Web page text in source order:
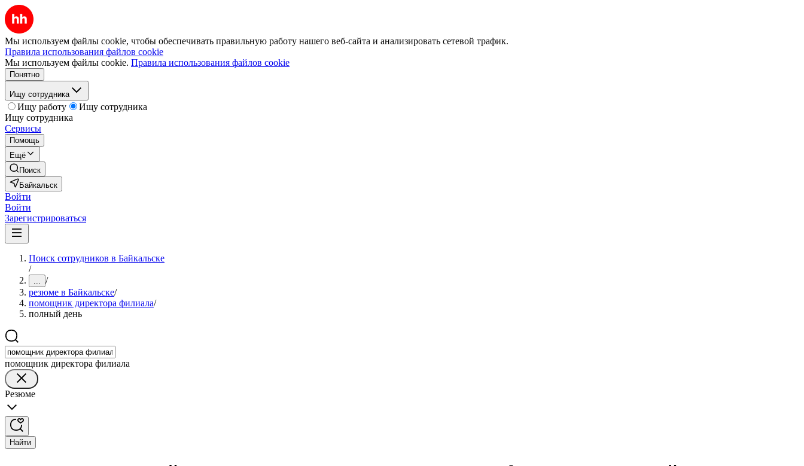
Мы используем файлы cookie, чтобы обеспечивать правильную работу нашего веб-сайта и анализировать сетевой трафик.
Правила использования файлов cookie
Мы используем файлы cookie. Правила использования файлов cookie
Понятно
Ищу сотрудника
Ищу работу
Ищу сотрудника
Ищу сотрудника
Сервисы
Помощь
Ещё
Поиск
Байкальск
Войти
Войти
Зарегистрироваться
Поиск сотрудников в Байкальске
/
... /
резюме в Байкальске/
помощник директора филиала/
полный день
помощник директора филиала
Резюме
Найти